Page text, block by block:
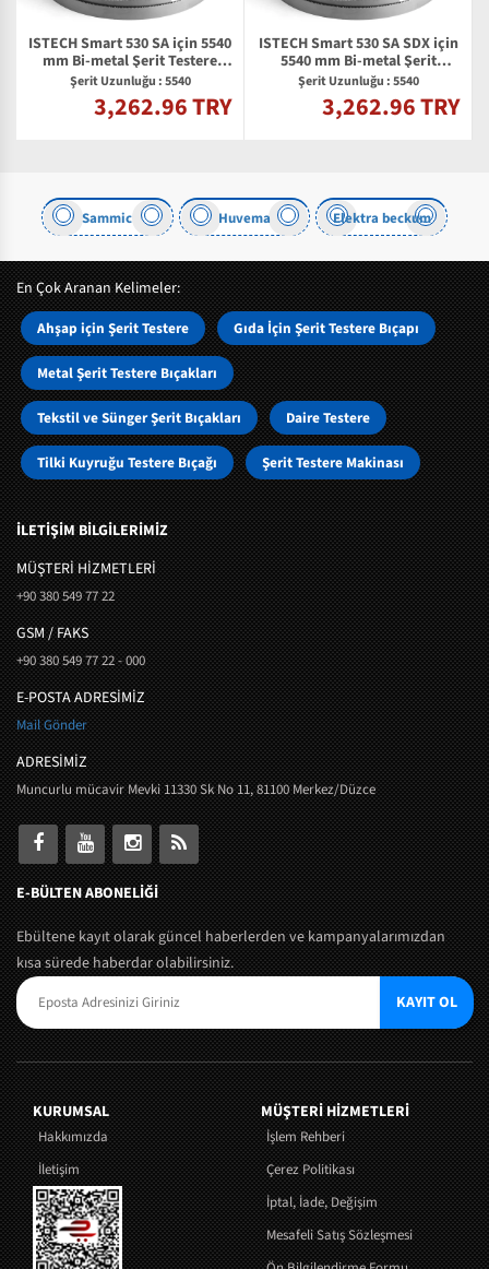
ISTECH Smart 530 SA için 5540
mm Bi-metal Şerit Testere
Bıçağı
Şerit Uzunluğu : 5540
3,262.96 TRY
ISTECH Smart 530 SA SDX için
5540 mm Bi-metal Şerit
Testere Bıçağı
Şerit Uzunluğu : 5540
3,262.96 TRY
Sammic Huvema Elektra beckum
En Çok Aranan Kelimeler:
Ahşap için Şerit Testere Gıda İçin Şerit Testere Bıçapı
Metal Şerit Testere Bıçakları
Tekstil ve Sünger Şerit Bıçakları Daire Testere
Tilki Kuyruğu Testere Bıçağı Şerit Testere Makinası
İLETİŞİM BİLGİLERİMİZ
MÜŞTERI HIZMETLERI
+90 380 549 77 22
GSM / FAKS
+90 380 549 77 22 - 000
E-POSTA ADRESİMİZ
Mail Gönder
ADRESİMİZ
Muncurlu mücavir Mevki 11330 Sk No 11, 81100 Merkez/Düzce
E-BÜLTEN ABONELİĞİ
Ebültene kayıt olarak güncel haberlerden ve kampanyalarımızdan
kısa sürede haberdar olabilirsiniz.
KAYIT OL
KURUMSAL
Hakkımızda
İletişim
MÜŞTERI HIZMETLERI
İşlem Rehberi
Çerez Politikası
İptal, İade, Değişim
Mesafeli Satış Sözleşmesi